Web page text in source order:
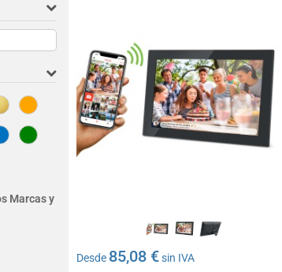
Marcas y
Desde 85,08 €sin IVA